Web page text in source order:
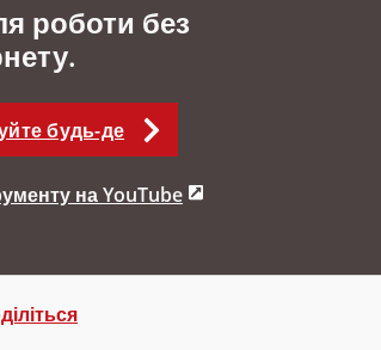
роботи без
будь-де
на YouTube